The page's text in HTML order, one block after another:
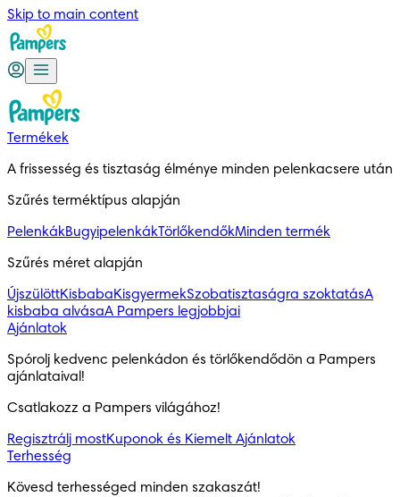
Skip to main content
Termékek
A frissesség és tisztaság élménye minden pelenkacsere után
Szűrés terméktípus alapján
PelenkákBugyipelenkákTörlőkendőkMinden termék
Szűrés méret alapján
ÚjszülöttKisbabaKisgyermekSzobatisztaságra szoktatásA
kisbaba alvásaA Pampers legjobbjai
Ajánlatok
Spórolj kedvenc pelenkádon és törlőkendődön a Pampers
ajánlataival!
Csatlakozz a Pampers világához!
Regisztrálj mostKuponok és Kiemelt Ajánlatok
Terhesség
Kövesd terhességed minden szakaszát!